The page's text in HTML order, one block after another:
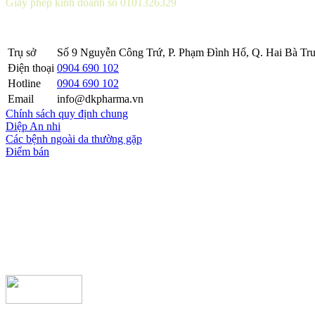
Giấy phép kinh doanh số 0101326329
Trụ sở
Số 9 Nguyễn Công Trứ, P. Phạm Đình Hổ, Q. Hai Bà
Điện thoại 0904 690 102
Hotline
0904 690 102
Email
info@dkpharma.vn
Chính sách quy định chung
Diệp An nhi
Các bệnh ngoài da thường gặp
Điểm bán